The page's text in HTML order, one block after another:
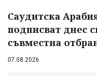
Саудитска
подписват днес
съвместна
07.08.2026